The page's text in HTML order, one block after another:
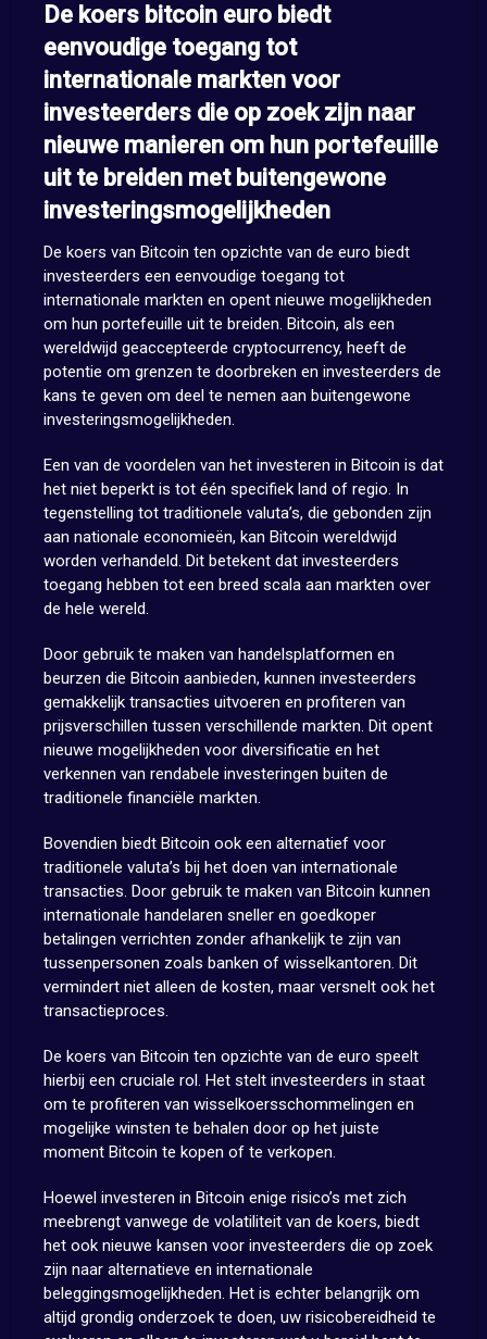
De koers bitcoin euro biedt
eenvoudige toegang tot
internationale markten voor
investeerders die op zoek zijn naar
nieuwe manieren om hun portefeuille
uit te breiden met buitengewone
investeringsmogelijkheden
De koers van Bitcoin ten opzichte van de euro biedt
investeerders een eenvoudige toegang tot
internationale markten en opent nieuwe mogelijkheden
om hun portefeuille uit te breiden. Bitcoin, als een
wereldwijd geaccepteerde cryptocurrency, heeft de
potentie om grenzen te doorbreken en investeerders de
kans te geven om deel te nemen aan buitengewone
investeringsmogelijkheden.
Een van de voordelen van het investeren in Bitcoin is dat
het niet beperkt is tot één specifiek land of regio. In
tegenstelling tot traditionele valuta’s, die gebonden zijn
aan nationale economieën, kan Bitcoin wereldwijd
worden verhandeld. Dit betekent dat investeerders
toegang hebben tot een breed scala aan markten over
de hele wereld.
Door gebruik te maken van handelsplatformen en
beurzen die Bitcoin aanbieden, kunnen investeerders
gemakkelijk transacties uitvoeren en profiteren van
prijsverschillen tussen verschillende markten. Dit opent
nieuwe mogelijkheden voor diversificatie en het
verkennen van rendabele investeringen buiten de
traditionele financiële markten.
Bovendien biedt Bitcoin ook een alternatief voor
traditionele valuta’s bij het doen van internationale
transacties. Door gebruik te maken van Bitcoin kunnen
internationale handelaren sneller en goedkoper
betalingen verrichten zonder afhankelijk te zijn van
tussenpersonen zoals banken of wisselkantoren. Dit
vermindert niet alleen de kosten, maar versnelt ook het
transactieproces.
De koers van Bitcoin ten opzichte van de euro speelt
hierbij een cruciale rol. Het stelt investeerders in staat
om te profiteren van wisselkoersschommelingen en
mogelijke winsten te behalen door op het juiste
moment Bitcoin te kopen of te verkopen.
Hoewel investeren in Bitcoin enige risico’s met zich
meebrengt vanwege de volatiliteit van de koers, biedt
het ook nieuwe kansen voor investeerders die op zoek
zijn naar alternatieve en internationale
beleggingsmogelijkheden. Het is echter belangrijk om
altijd grondig onderzoek te doen, uw risicobereidheid te